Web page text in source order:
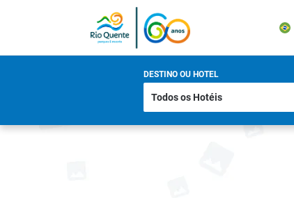
DESTINO OU HOTEL